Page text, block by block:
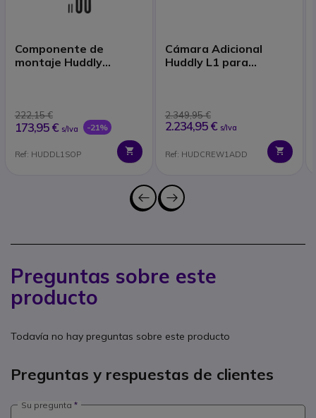
Componente de
montaje Huddly
222,15 €
173,95 € s/Iva -21%
Ref: HUDDL1SOP
Cámara Adicional
Huddly L1 para
2.349,95 €
2.234,95 € s/Iva
Ref: HUDCREW1ADD
Preguntas sobre este
producto
Todavía no hay preguntas sobre este producto
Preguntas y respuestas de clientes
Su pregunta